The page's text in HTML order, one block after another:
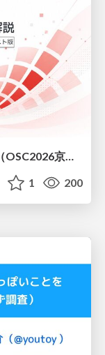
Redmine 7.0 新機能・機能強化解説（OSC2026京都ダイジェスト版）
1 200